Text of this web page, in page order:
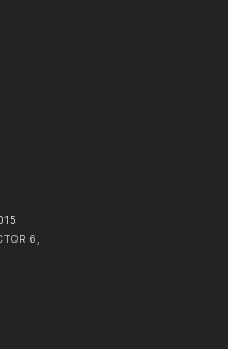
6,